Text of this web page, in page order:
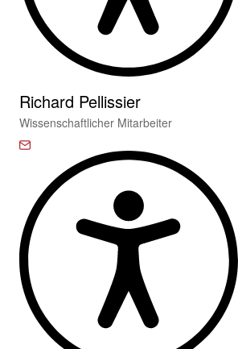
Richard Pellissier
Wissenschaftlicher Mitarbeiter